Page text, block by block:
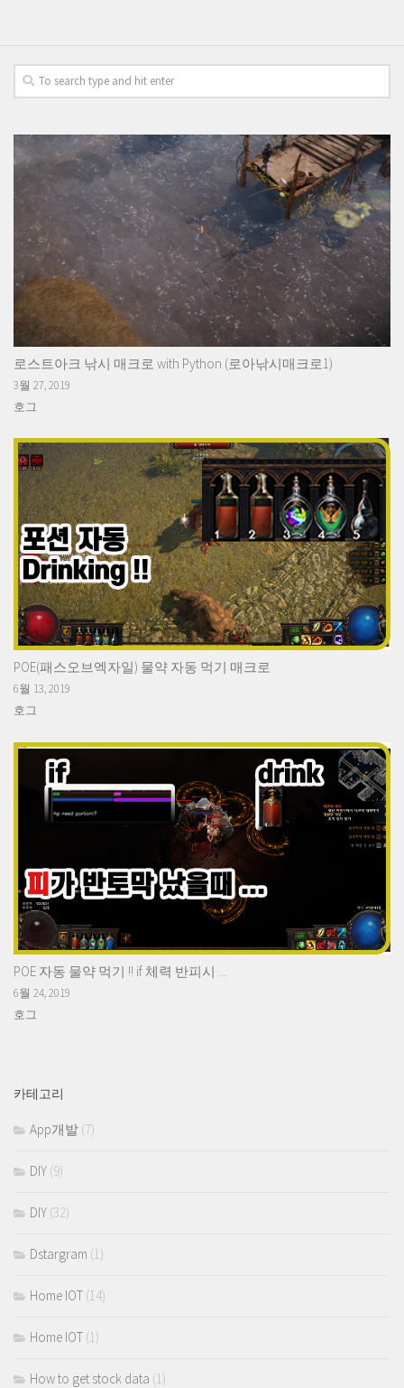
로스트아크 낚시 매크로 with Python (로아낚시매크로1)
3월 27, 2019
호그
POE(패스오브엑자일) 물약 자동 먹기 매크로
6월 13, 2019
호그
POE 자동 물약 먹기 !! if 체력 반피시 ...
6월 24, 2019
호그
카테고리
App개발 (7)
DIY (9)
DIY (32)
Dstargram (1)
Home IOT (14)
Home IOT (1)
How to get stock data (1)